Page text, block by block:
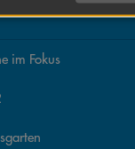
im Fokus